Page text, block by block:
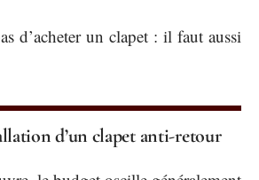
d’acheter un clapet : il faut aussi
d’un clapet anti-retour